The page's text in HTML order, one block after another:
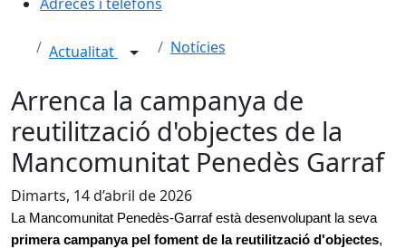
Actualitat Notícies
Arrenca la campanya de
reutilització d'objectes de la
Mancomunitat Penedès Garraf
Dimarts, 14 d’abril de 2026
La Mancomunitat Penedès‑Garraf està desenvolupant la seva
primera campanya pel foment de la reutilització d'objectes,